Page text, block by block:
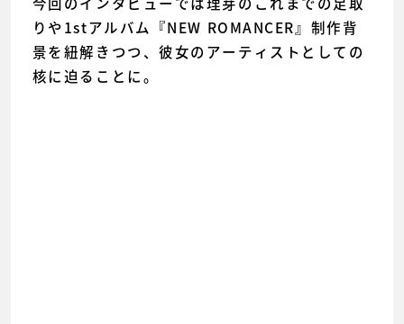
りや1stアルバム『NEW ROMANCER』制作背
景を紐解きつつ、彼女のアーティストとしての
核に迫ることに。